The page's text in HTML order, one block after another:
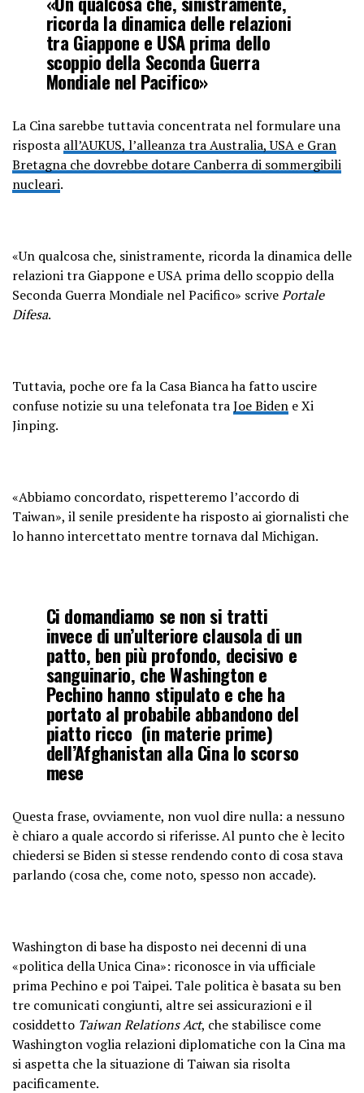
ricorda la dinamica delle relazioni
tra Giappone e USA prima dello
scoppio della Seconda Guerra
Mondiale nel Pacifico»
La Cina sarebbe tuttavia concentrata nel formulare una
risposta all’AUKUS, l’alleanza tra Australia, USA e Gran
Bretagna che dovrebbe dotare Canberra di sommergibili
nucleari.
«Un qualcosa che, sinistramente, ricorda la dinamica delle
relazioni tra Giappone e USA prima dello scoppio della
Seconda Guerra Mondiale nel Pacifico» scrivePortale
Difesa.
Tuttavia, poche ore fa la Casa Bianca ha fatto uscire
confuse notizie su una telefonata traJoe Biden e Xi
Jinping.
«Abbiamo concordato, rispetteremo l’accordo di
Taiwan», il senile presidente ha risposto ai giornalisti che
lo hanno intercettato mentre tornava dal Michigan.
Ci domandiamo se non si tratti
invece di un’ulteriore clausola di un
patto, ben più profondo, decisivo e
sanguinario, che Washington e
Pechino hanno stipulato e che ha
portato al probabile abbandono del
piatto ricco (in materie prime)
dell’Afghanistan alla Cina lo scorso
mese
Questa frase, ovviamente, non vuol dire nulla: a nessuno
è chiaro a quale accordo si riferisse. Al punto che è lecito
chiedersi se Biden si stesse rendendo conto di cosa stava
parlando (cosa che, come noto, spesso non accade).
Washington di base ha disposto nei decenni di una
«politica della Unica Cina»: riconosce in via ufficiale
prima Pechino e poi Taipei. Tale politica è basata su ben
tre comunicati congiunti, altre sei assicurazioni e il
cosiddetto Taiwan Relations Act, che stabilisce come
Washington voglia relazioni diplomatiche con la Cina ma
si aspetta che la situazione di Taiwan sia risolta
pacificamente.